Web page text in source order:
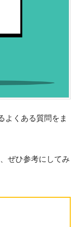
よくある質問をま
ぜひ参考にしてみ